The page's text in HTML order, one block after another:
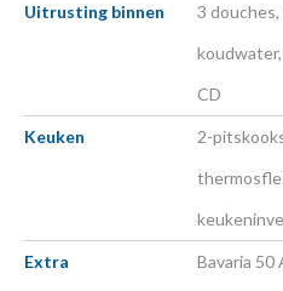
Uitrusting binnen
3
CD
Keuken
2-
Extra
Bavaria